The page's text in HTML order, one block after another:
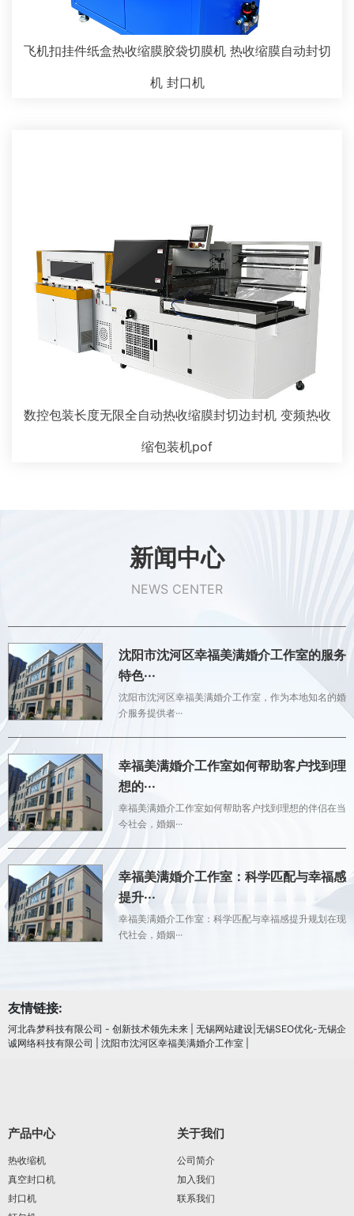
飞机扣挂件纸盒热收缩膜胶袋切膜机 热收缩膜自动封切
机 封口机
数控包装长度无限全自动热收缩膜封切边封机 变频热收
缩包装机pof
新闻中心
NEWS CENTER
沈阳市沈河区幸福美满婚介工作室的服务
特色···
沈阳市沈河区幸福美满婚介工作室，作为本地知名的婚
介服务提供者···
幸福美满婚介工作室如何帮助客户找到理
想的···
幸福美满婚介工作室如何帮助客户找到理想的伴侣在当
今社会，婚姻···
幸福美满婚介工作室：科学匹配与幸福感
提升···
幸福美满婚介工作室：科学匹配与幸福感提升规划在现
代社会，婚姻···
友情链接:
河北犇梦科技有限公司 - 创新技术领先未来
无锡网站建设|无锡SEO优化-无锡企
诚网络科技有限公司
沈阳市沈河区幸福美满婚介工作室
产品中心
热收缩机
真空封口机
封口机
关于我们
公司简介
加入我们
联系我们